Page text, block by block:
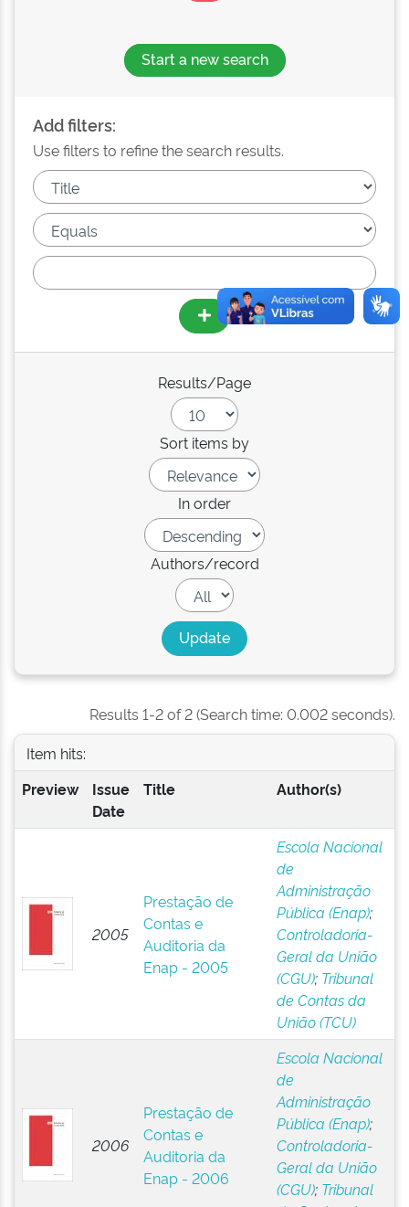
Start a new search
Add filters:
Use filters to refine the search results.
Results/Page
Sort items by
In order
Authors/record
Results 1-2 of 2 (Search time: 0.002 seconds).
Item hits:
Preview
Issue
Date
Title Author(s)
2005
Prestação de
Contas e
Auditoria da
Enap - 2005
Escola Nacional
de
Administração
Pública (Enap);
Controladoria-
Geral da União
(CGU); Tribunal
de Contas da
União (TCU)
2006
Prestação de
Contas e
Auditoria da
Enap - 2006
Escola Nacional
de
Administração
Pública (Enap);
Controladoria-
Geral da União
(CGU); Tribunal